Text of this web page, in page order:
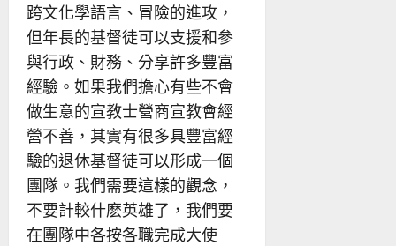
跨文化學語言、冒險的進攻，
但年長的基督徒可以支援和參
與行政、財務、分享許多豐富
經驗。如果我們擔心有些不會
做生意的宣教士營商宣教會經
營不善，其實有很多具豐富經
驗的退休基督徒可以形成一個
團隊。我們需要這樣的觀念，
不要計較什麽英雄了，我們要
在團隊中各按各職完成大使